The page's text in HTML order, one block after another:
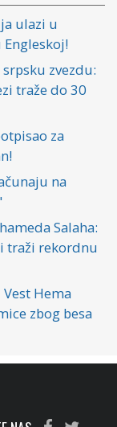
ulazi u
zvezdu:
traže do 30
za
na
Salaha:
traži rekordnu
Hema
zbog besa